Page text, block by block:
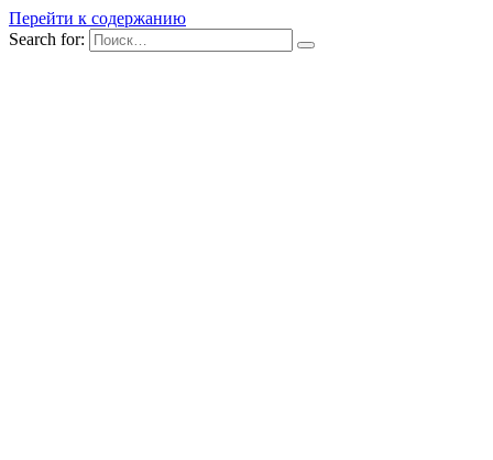
Перейти к содержанию
Search for: